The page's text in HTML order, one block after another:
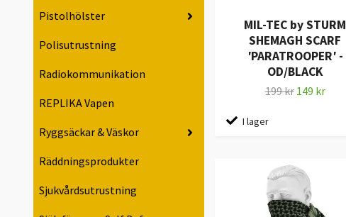
Pistolhölster
Polisutrustning
Radiokommunikation
REPLIKA Vapen
Ryggsäckar & Väskor
Räddningsprodukter
Sjukvårdsutrustning
MIL-TEC by STURM
SHEMAGH SCARF
′PARATROOPER′ -
OD/BLACK
199 kr 149 kr
I lager